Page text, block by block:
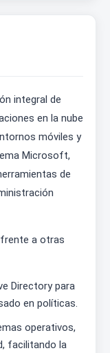
integral de
en la nube
móviles y
Microsoft,
de
a otras
Directory para
en políticas.
operativos,
facilitando la